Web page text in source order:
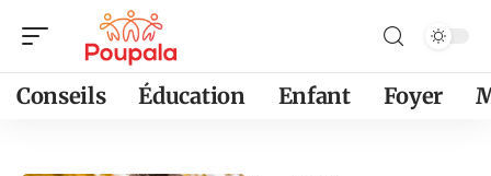
Conseils Éducation Enfant Foyer